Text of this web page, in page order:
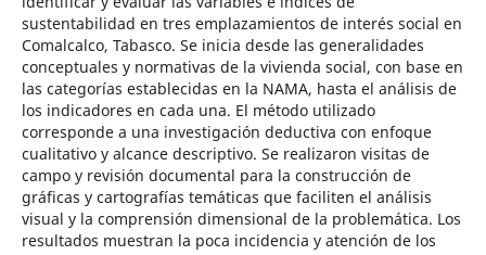
sustentabilidad en tres emplazamientos de interés social en
Comalcalco, Tabasco. Se inicia desde las generalidades
conceptuales y normativas de la vivienda social, con base en
las categorías establecidas en la NAMA, hasta el análisis de
los indicadores en cada una. El método utilizado
corresponde a una investigación deductiva con enfoque
cualitativo y alcance descriptivo. Se realizaron visitas de
campo y revisión documental para la construcción de
gráficas y cartografías temáticas que faciliten el análisis
visual y la comprensión dimensional de la problemática. Los
resultados muestran la poca incidencia y atención de los